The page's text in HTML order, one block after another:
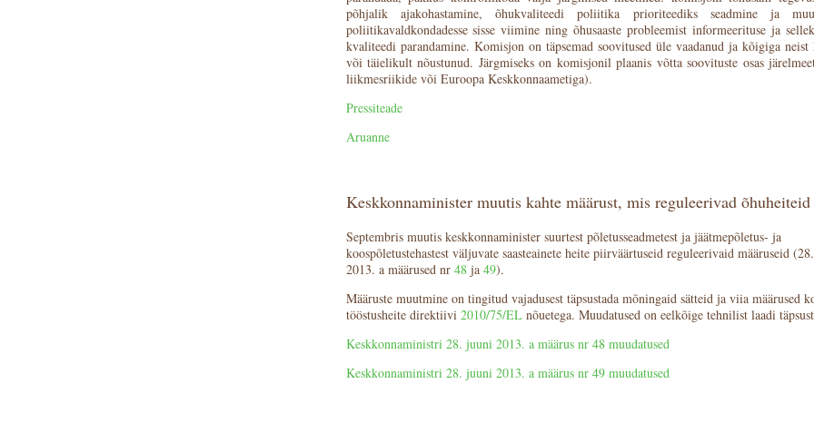
põhjalik ajakohastamine, õhukvaliteedi poliitika prioriteediks seadmine ja
poliitikavaldkondadesse sisse viimine ning õhusaaste probleemist informeerituse ja
kvaliteedi parandamine. Komisjon on täpsemad soovitused üle vaadanud ja kõigiga neist
või täielikult nõustunud. Järgmiseks on komisjonil plaanis võtta soovituste osas
liikmesriikide või Euroopa Keskkonnaametiga).
Pressiteade
Aruanne
Keskkonnaminister muutis kahte määrust, mis reguleerivad õhuheiteid
Septembris muutis keskkonnaminister suurtest põletusseadmetest ja jäätmepõletus- ja
koospõletustehastest väljuvate saasteainete heite piirväärtuseid reguleerivaid määruseid
2013. a määrused nr 48ja 49).
Määruste muutmine on tingitud vajadusest täpsustada mõningaid sätteid ja viia määrused
tööstusheite direktiivi 2010/75/ELnõuetega. Muudatused on eelkõige tehnilist laadi
Keskkonnaministri 28. juuni 2013. a määrus nr 48 muudatused
Keskkonnaministri 28. juuni 2013. a määrus nr 49 muudatused